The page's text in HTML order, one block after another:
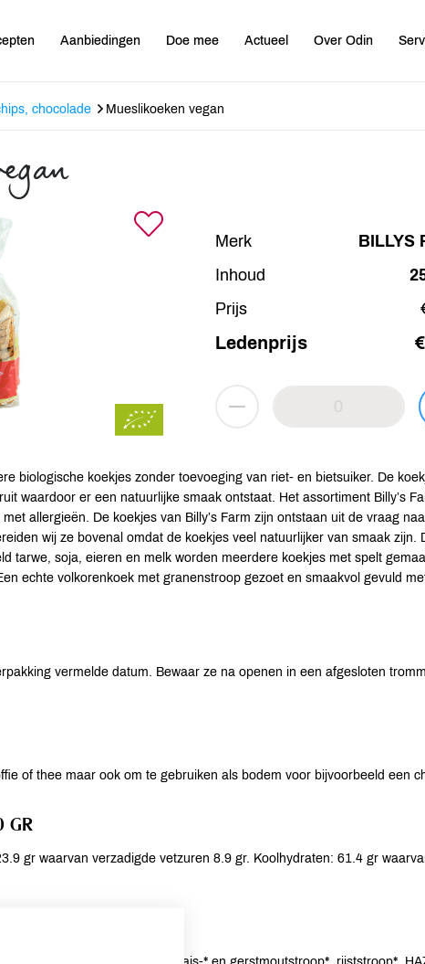
Aanbiedingen Doe mee Actueel Over Odin
chocolade Mueslikoeken vegan
Merk
BILLYS
Inhoud
Prijs
Ledenprijs
biologische koekjes zonder toevoeging van riet- en bietsuiker. De
waardoor er een natuurlijke smaak ontstaat. Het assortiment Billy’s
allergieën. De koekjes van Billy’s Farm zijn ontstaan uit de vraag
wij ze bovenal omdat de koekjes veel natuurlijker van smaak zijn.
tarwe, soja, eieren en melk worden meerdere koekjes met spelt
echte volkorenkoek met granenstroop gezoet en smaakvol gevuld
vermelde datum. Bewaar ze na openen in een afgesloten
of thee maar ook om te gebruiken als bodem voor bijvoorbeeld een
GR
gr waarvan verzadigde vetzuren 8.9 gr. Koolhydraten: 61.4 gr